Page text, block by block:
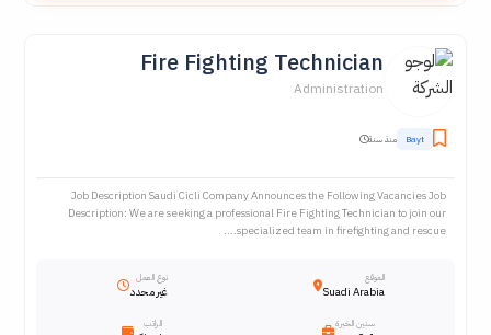
Fire Fighting Technician
Administration
Bayt منذ سنة
Job Description Saudi Cicli Company Announces the Following Vacancies Job
Description: We are seeking a professional Fire Fighting Technician to join our
specialized team in firefighting and rescue....
الموقع
Suadi Arabia
نوع العمل
غير محدد
سنين الخبرة الراتب